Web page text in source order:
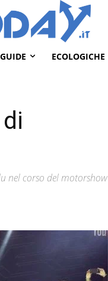
GUIDE ECOLOGICHE
nel corso del motorshow